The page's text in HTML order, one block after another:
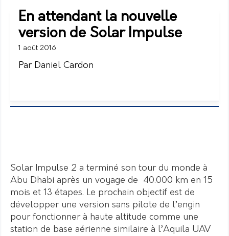
En attendant la nouvelle
version de Solar Impulse
1 août 2016
Par Daniel Cardon
Solar Impulse 2 a terminé son tour du monde à
Abu Dhabi après un voyage de 40.000 km en 15
mois et 13 étapes. Le prochain objectif est de
développer une version sans pilote de l’engin
pour fonctionner à haute altitude comme une
station de base aérienne similaire à l’Aquila UAV